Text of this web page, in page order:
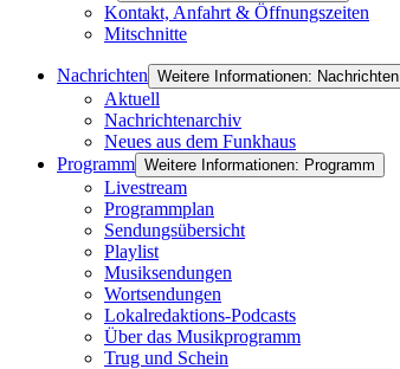
Kontakt, Anfahrt & Öffnungszeiten
Mitschnitte
Nachrichten Weitere Informationen: Nachrichten
Aktuell
Nachrichtenarchiv
Neues aus dem Funkhaus
Programm Weitere Informationen: Programm
Livestream
Programmplan
Sendungsübersicht
Playlist
Musiksendungen
Wortsendungen
Lokalredaktions-Podcasts
Über das Musikprogramm
Trug und Schein